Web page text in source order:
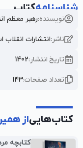
شناسنامهکتاب
نویسنده:رهبر معظم
ناشر:انتشارات انقلاب
تاریخ انتشار:1402
تعداد صفحات:143
کتاب‌هاییاز
کتابچه